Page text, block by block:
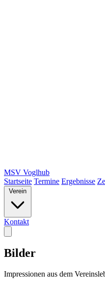
MSV Voglhub
Startseite Termine Ergebnisse
Verein
Kontakt
Bilder
Impressionen aus dem